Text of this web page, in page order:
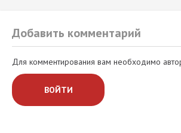
Добавить комментарий
Для комментирования вам необходимо
ВОЙТИ